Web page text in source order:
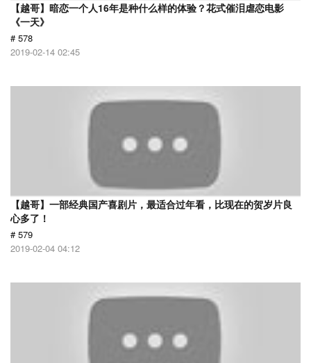
【越哥】暗恋一个人16年是种什么样的体验？花式催泪虐恋电影
《一天》
# 578
2019-02-14 02:45
【越哥】一部经典国产喜剧片，最适合过年看，比现在的贺岁片良
心多了！
# 579
2019-02-04 04:12